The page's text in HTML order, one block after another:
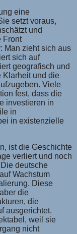
eine
setzt voraus,
und
Front
Man zieht sich aus
sich auf
geografisch und
Klarheit und die
Viele
fest, dass die
investieren in
in
in existenzielle
ist die Geschichte
verliert und noch
deutsche
Wachstum
Diese
die
die
ausgerichtet.
weil sie
nicht